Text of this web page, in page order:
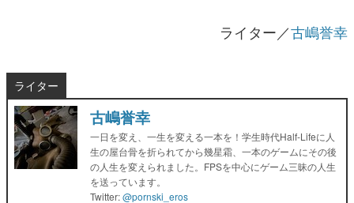
ライター／古嶋誉幸
ライター
古嶋誉幸
一日を変え、一生を変える一本を！学生時代Half-Lifeに人
生の屋台骨を折られてから幾星霜、一本のゲームにその後
の人生を変えられました。FPSを中心にゲーム三昧の人生
を送っています。
Twitter:@pornski_eros